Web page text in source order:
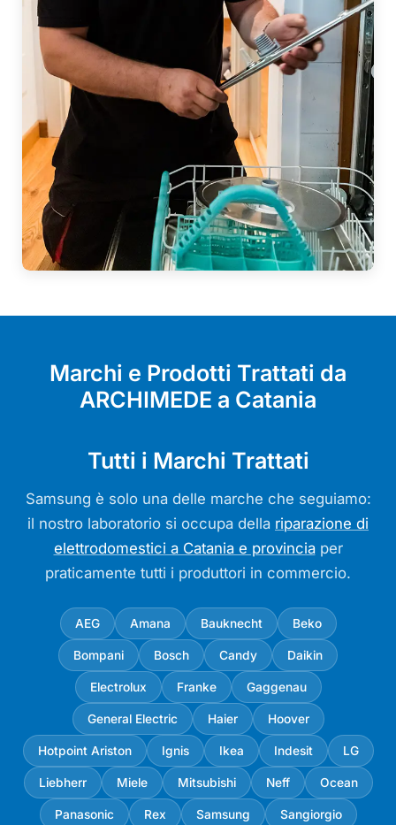
Marchi e Prodotti Trattati da
ARCHIMEDE a Catania
Tutti i Marchi Trattati
Samsung è solo una delle marche che seguiamo:
il nostro laboratorio si occupa della riparazione di
elettrodomestici a Catania e provinciaper
praticamente tutti i produttori in commercio.
AEG Amana Bauknecht Beko
Bompani Bosch Candy Daikin
Electrolux Franke Gaggenau
General Electric Haier Hoover
Hotpoint Ariston Ignis Ikea Indesit LG
Liebherr Miele Mitsubishi Neff Ocean
Panasonic Rex Samsung Sangiorgio